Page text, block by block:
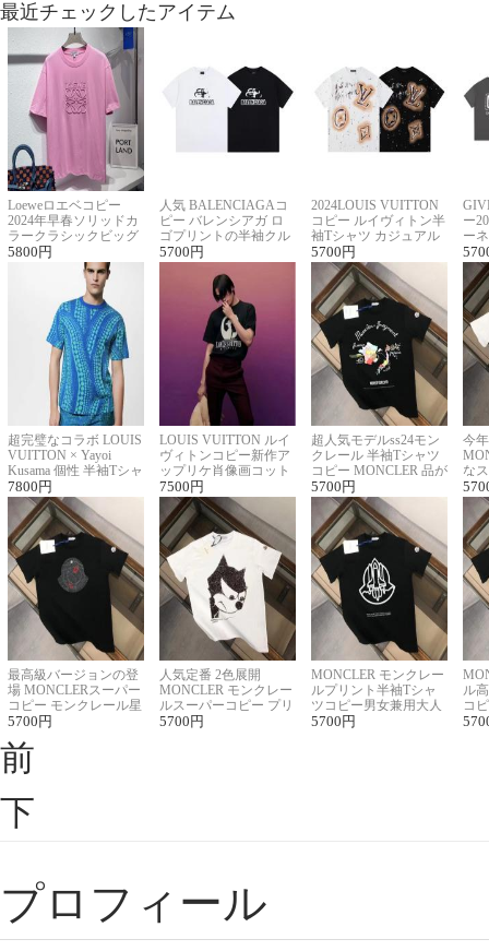
最近チェックしたアイテム
Loeweロエベコピー
2024年早春ソリッドカ
ラークラシックビッグ
ロゴ刺繍Tシャツ
5800 円
人気 BALENCIAGAコ
ピー バレンシアガ ロ
ゴプリントの半袖クル
ーネックTシャツ
5700 円
2024LOUIS VUITTON
コピー ルイヴィトン半
袖Tシャツ カジュアル
に馴染む 2色展開
5700 円
ー
ー
ー
超完璧なコラボ LOUIS
VUITTON × Yayoi
Kusama 個性 半袖Tシャ
ツコピー男女兼用
7800 円
LOUIS VUITTON ルイ
ヴィトンコピー新作ア
ップリケ肖像画コット
ンニット半袖Tシャツ
7500 円
超人気モデルss24モン
クレール 半袖Tシャツ
コピー MONCLER 品が
良く見た目
5700 円
今
な
ル
最高級バージョンの登
場 MONCLERスーパー
コピー モンクレール星
座半袖Tシャツ
5700 円
人気定番 2色展開
MONCLER モンクレー
ルスーパーコピー プリ
ント半袖Tシャツ
5700 円
MONCLER モンクレー
ルプリント半袖Tシャ
ツコピー男女兼用大人
可愛い春夏コーデ
5700 円
ル
コ
ィ
前
下
プロフィール